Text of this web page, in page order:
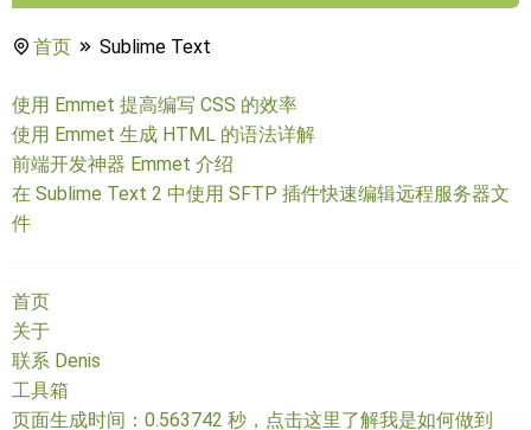
首页 Sublime Text
使用 Emmet 提高编写 CSS 的效率
使用 Emmet 生成 HTML 的语法详解
前端开发神器 Emmet 介绍
在 Sublime Text 2 中使用 SFTP 插件快速编辑远程服务器文
件
首页
关于
联系 Denis
工具箱
页面生成时间：0.563742 秒， 点击这里了解我是如何做到